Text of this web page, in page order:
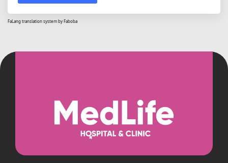
FaLang translation system by Faboba